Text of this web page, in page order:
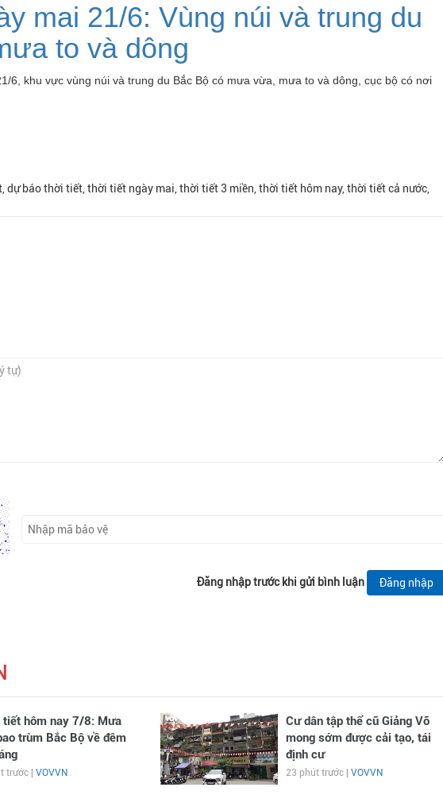
mai 21/6: Vùng núi và trung du
to và dông
6, khu vực vùng núi và trung du Bắc Bộ có mưa vừa, mưa to và dông, cục bộ có nơi
dự báo thời tiết, thời tiết ngày mai, thời tiết 3 miền, thời tiết hôm nay, thời tiết cả nước,
Đăng nhập trước khi gửi bình luận Đăng nhập
tiết hôm nay 7/8: Mưa
trùm Bắc Bộ về đêm
trước | VOVVN
Cư dân tập thể cũ Giảng Võ
mong sớm được cải tạo, tái
định cư
23 phút trước | VOVVN